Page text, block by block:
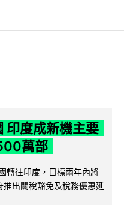
印度成新機主要
萬部
轉往印度，目標兩年內將
出關稅豁免及稅務優惠延